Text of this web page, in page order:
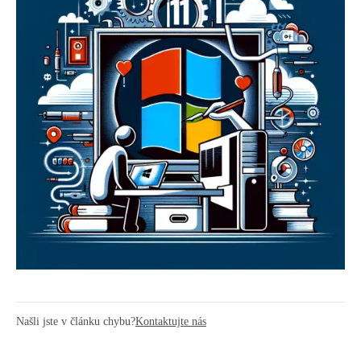
Našli jste v článku chybu?Kontaktujte nás